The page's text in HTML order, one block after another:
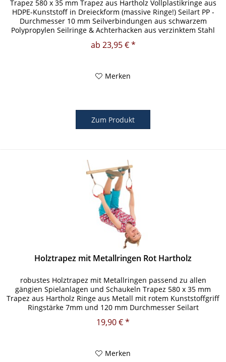
Trapez 580 x 35 mm Trapez aus Hartholz Vollplastikringe aus
HDPE-Kunststoff in Dreieckform (massive Ringe!) Seilart PP -
Durchmesser 10 mm Seilverbindungen aus schwarzem
Polypropylen Seilringe & Achterhacken aus verzinktem Stahl
ab 23,95 € *
Merken
Zum Produkt
Holztrapez mit Metallringen Rot Hartholz
robustes Holztrapez mit Metallringen passend zu allen
gängien Spielanlagen und Schaukeln Trapez 580 x 35 mm
Trapez aus Hartholz Ringe aus Metall mit rotem Kunststoffgriff
Ringstärke 7mm und 120 mm Durchmesser Seilart
19,90 € *
Merken